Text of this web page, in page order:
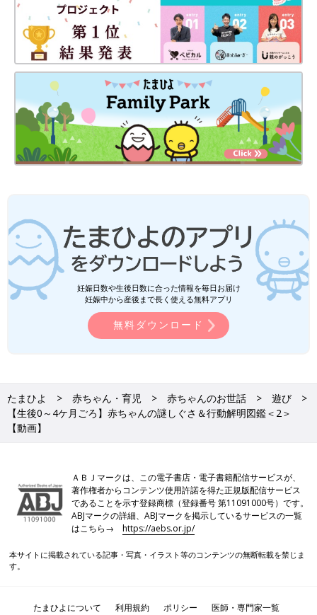
妊娠日数や生後日数に合った情報を毎日お届け
妊娠中から産後まで長く使える無料アプリ
無料ダウンロード
たまひよ 赤ちゃん・育児 赤ちゃんのお世話
遊び
【生後0～4ケ月ごろ】赤ちゃんの謎しぐさ＆行動解明図鑑＜2＞
【動画】
ＡＢＪマークは、この電子書店・電子書籍配信サービスが、
著作権者からコンテンツ使用許諾を得た正規版配信サービス
であることを示す登録商標（登録番号 第11091000号）です。
ABJマークの詳細、ABJマークを掲示しているサービスの一覧
はこちら→https://aebs.or.jp/
本サイトに掲載されている記事・写真・イラスト等のコンテンツの無断転載を禁じま
す。
たまひよについて 利用規約 ポリシー 医師・専門家一覧